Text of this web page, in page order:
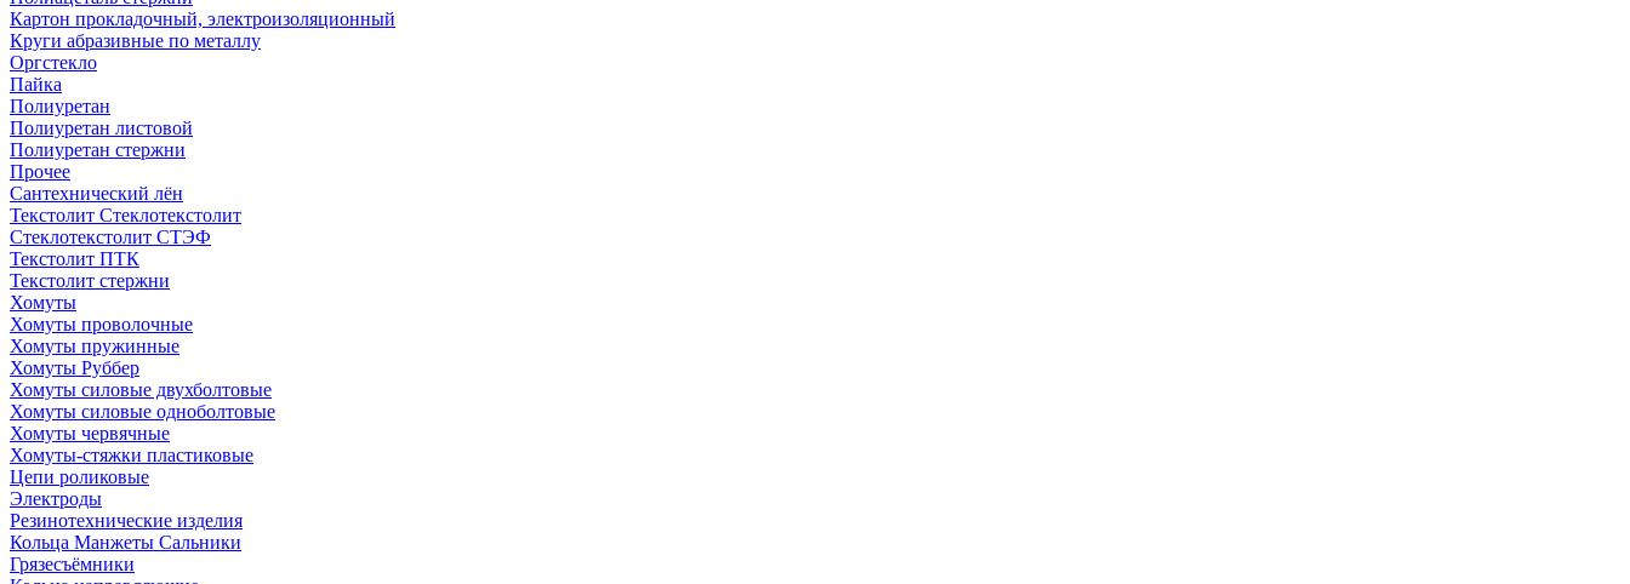
Картон прокладочный, электроизоляционный
Круги абразивные по металлу
Оргстекло
Пайка
Полиуретан
Полиуретан листовой
Полиуретан стержни
Прочее
Сантехнический лён
Текстолит Стеклотекстолит
Стеклотекстолит СТЭФ
Текстолит ПТК
Текстолит стержни
Хомуты
Хомуты проволочные
Хомуты пружинные
Хомуты Руббер
Хомуты силовые двухболтовые
Хомуты силовые одноболтовые
Хомуты червячные
Хомуты-стяжки пластиковые
Цепи роликовые
Электроды
Резинотехнические изделия
Кольца Манжеты Сальники
Грязесъёмники